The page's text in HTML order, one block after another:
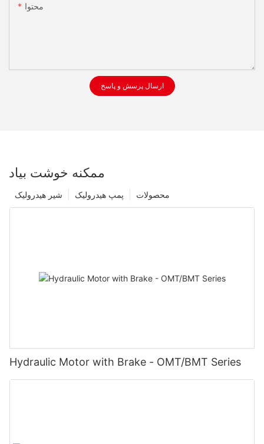
محتوا
ارسال پرسش و پاسخ
ممکنه خوشت بیاد
محصولات پمپ هیدرولیک شیر هیدرولیک
Hydraulic Motor with Brake - OMT/BMT Series